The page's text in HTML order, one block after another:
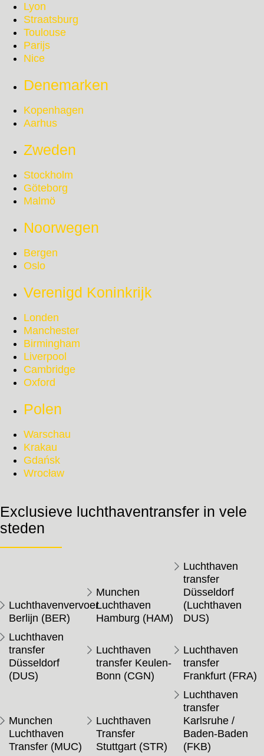
Lyon
Straatsburg
Toulouse
Parijs
Nice
Denemarken
Kopenhagen
Aarhus
Zweden
Stockholm
Göteborg
Malmö
Noorwegen
Bergen
Oslo
Verenigd Koninkrijk
Londen
Manchester
Birmingham
Liverpool
Cambridge
Oxford
Polen
Warschau
Krakau
Gdańsk
Wrocław
Exclusieve luchthaventransfer in vele
steden
Luchthavenvervoer
Berlijn (BER)
Munchen
Luchthaven
Hamburg (HAM)
Luchthaven
transfer
Düsseldorf
(Luchthaven
DUS)
Luchthaven
transfer
Düsseldorf
(DUS)
Luchthaven
transfer Keulen-
Bonn (CGN)
Luchthaven
transfer
Frankfurt (FRA)
Munchen
Luchthaven
Transfer (MUC)
Luchthaven
Transfer
Stuttgart (STR)
Luchthaven
transfer
Karlsruhe /
Baden-Baden
(FKB)